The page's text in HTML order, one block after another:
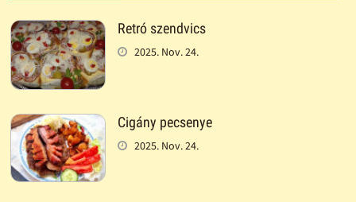
Retró szendvics
2025. Nov. 24.
Cigány pecsenye
2025. Nov. 24.